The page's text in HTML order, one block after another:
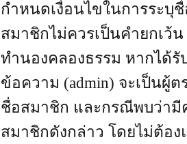
กำหนดเงื่อนไขในการระ
สมาชิกไม่ควรเป็นคำยกเว้
ทำนองคลองธรรม หากได้
ข้อความ (admin) จะเป็นผู้
ชื่อสมาชิก และกรณีพบว่ามี
สมาชิกดังกล่าว โดยไม่ต้อง